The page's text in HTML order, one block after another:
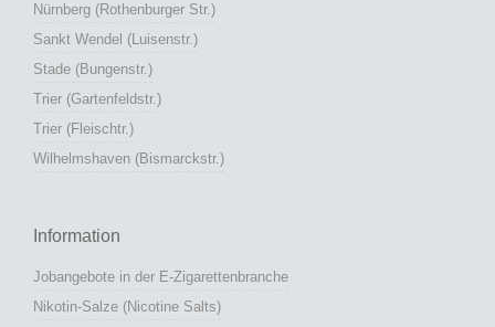
Nürnberg (Rothenburger Str.)
Sankt Wendel (Luisenstr.)
Stade (Bungenstr.)
Trier (Gartenfeldstr.)
Trier (Fleischtr.)
Wilhelmshaven (Bismarckstr.)
Information
Jobangebote in der E-Zigarettenbranche
Nikotin-Salze (Nicotine Salts)